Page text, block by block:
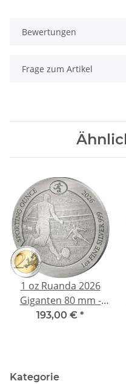
Bewertungen
Frage zum Artikel
1 oz Ruanda 2026
Giganten 80 mm -
Antique - FUSSBALL -
193,00 € *
Kategorie